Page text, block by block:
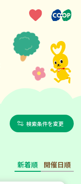
検索条件を変更
新着順 開催日順